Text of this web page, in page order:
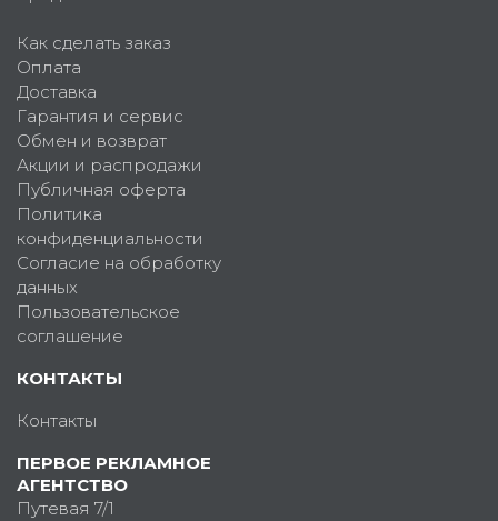
Как сделать заказ
Оплата
Доставка
Гарантия и сервис
Обмен и возврат
Акции и распродажи
Публичная оферта
Политика
конфиденциальности
Согласие на обработку
данных
Пользовательское
соглашение
КОНТАКТЫ
Контакты
ПЕРВОЕ РЕКЛАМНОЕ
АГЕНТСТВО
Путевая 7/1